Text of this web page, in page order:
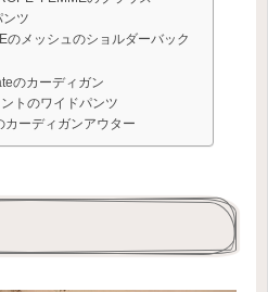
ツ
メッシュのショルダーバック
のカーディガン
トのワイドパンツ
ーディガンアウター